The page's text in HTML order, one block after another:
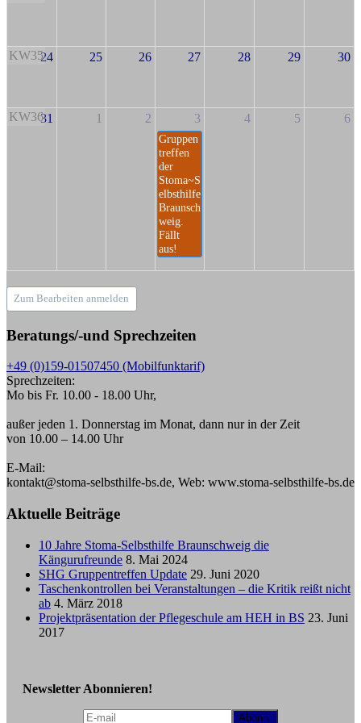
KW3524 25 26 27 28 29 30
KW3631 1 2 3
Gruppen
treffen
der
Stoma~S
elbsthilfe
Braunsch
weig.
Fällt
aus!
4 5 6
Zum Bearbeiten anmelden
Beratungs/-und Sprechzeiten
+49 (0)159-01507450 (Mobilfunktarif)
Sprechzeiten:
Mo bis Fr. 10.00 - 18.00 Uhr,
außer jeden 1. Donnerstag im Monat, dann nur in der Zeit
von 10.00 – 14.00 Uhr
E-Mail:
kontakt@stoma-selbsthilfe-bs.de, Web: www.stoma-selbsthilfe-bs.de
Aktuelle Beiträge
10 Jahre Stoma-Selbsthilfe Braunschweig die
Kängurufreunde 8. Mai 2024
SHG Gruppentreffen Update 29. Juni 2020
Taschenkontrollen bei Veranstaltungen – die Kritik reißt nicht
ab 4. März 2018
Projektpräsentation der Pflegeschule am HEH in BS 23. Juni
2017
Newsletter Abonnieren!